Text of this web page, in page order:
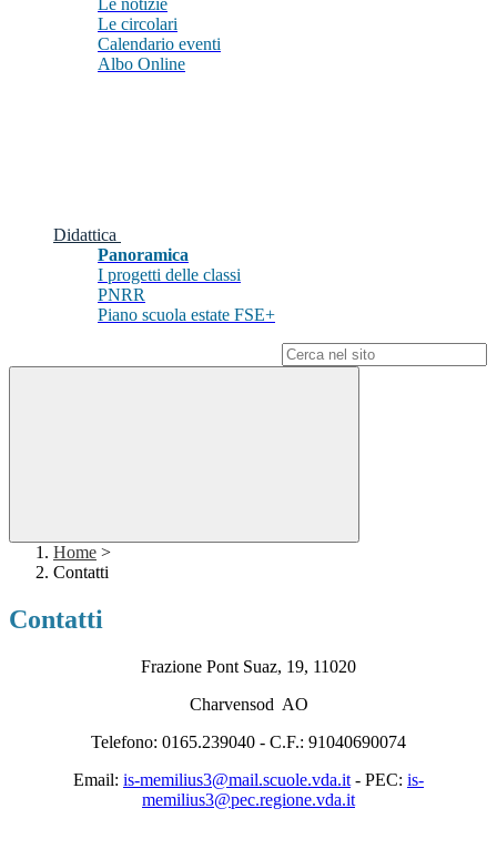
Le notizie
Le circolari
Calendario eventi
Albo Online
Didattica
Panoramica
I progetti delle classi
PNRR
Piano scuola estate FSE+
Home >
Contatti
Contatti
Frazione Pont Suaz, 19, 11020
Charvensod AO
Telefono: 0165.239040 - C.F.: 91040690074
Email: is-memilius3@mail.scuole.vda.it - PEC: is-
memilius3@pec.regione.vda.it